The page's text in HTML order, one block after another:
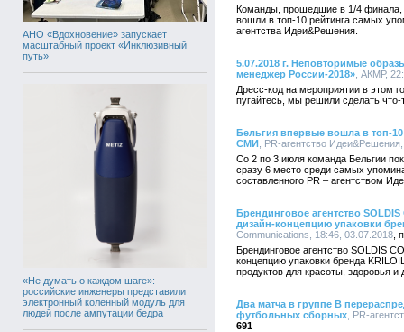
АНО «Вдохновение» запускает
масштабный проект «Инклюзивный
путь»
«Не думать о каждом шаге»:
российские инженеры представили
электронный коленный модуль для
людей после ампутации бедра
Команды, прошедшие в 1/4 финала,
вошли в топ-10 рейтинга самых
агентства Идеи&Решения.
5.07.2018 г. Неповторимые
менеджер России-2018» , АКМР,
Дресс-код на мероприятии в этом
пугайтесь, мы решили сделать что-
Бельгия впервые вошла в топ-
СМИ , PR-агентство
Со 2 по 3 июля команда Бельгии
сразу 6 место среди самых
составленного PR – агентством
Брендинговое агентство
дизайн-концепцию упаковки
Communications, 18:46, 03.07.2018
Брендинговое агентство SOLDIS
концепцию упаковки бренда
продуктов для красоты, здоровья
Два матча в группе B
футбольных сборных , PR-
691